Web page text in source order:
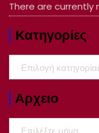
There are currently
Kατηγορίες
Kατηγορίες
Αρχειο
Αρχειο